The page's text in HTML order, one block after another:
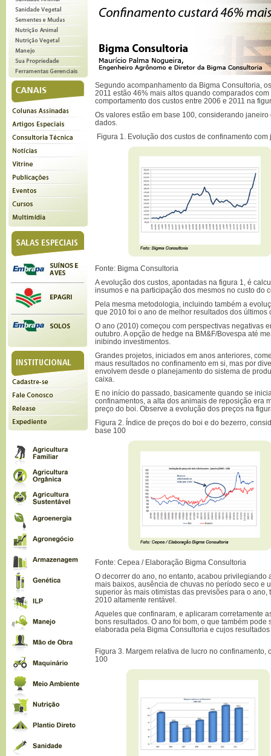
Segundo acompanhamento da Bigma Consultoria,
2011 estão 46% mais altos quando comparados
comportamento dos custos entre 2006 e 2011 na
Os valores estão em base 100, considerando
dados.
Figura 1. Evolução dos custos de confinamento
Fonte: Bigma Consultoria
A evolução dos custos, apontadas na figura 1, é
insumos e na participação dos mesmos no custo do
Pela mesma metodologia, incluindo também a
que 2010 foi o ano de melhor resultados dos últimos
O ano (2010) começou com perspectivas negativas
outubro. A opção de hedge na BM&F/Bovespa até
inibindo investimentos.
Grandes projetos, iniciados em anos anteriores,
maus resultados no confinamento em si, mas por
envolvem desde o planejamento do sistema de
caixa.
E no início do passado, basicamente quando se
confinamentos, a alta dos animais de reposição era
preço do boi. Observe a evolução dos preços na
Figura 2. Índice de preços do boi e do bezerro,
base 100
Fonte: Cepea / Elaboração Bigma Consultoria
O decorrer do ano, no entanto, acabou privilegiando
mais baixos, ausência de chuvas no período seco e
superior às mais otimistas das previsões para o ano,
2010 altamente rentável.
Aqueles que confinaram, e aplicaram corretamente
bons resultados. O ano foi bom, o que também pode
elaborada pela Bigma Consultoria e cujos
Figura 3. Margem relativa de lucro no confinamento,
100